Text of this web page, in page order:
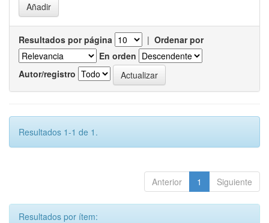
Resultados por página | Ordenar por
En orden
Autor/registro
Resultados 1-1 de 1.
Anterior 1 Siguiente
Resultados por ítem: